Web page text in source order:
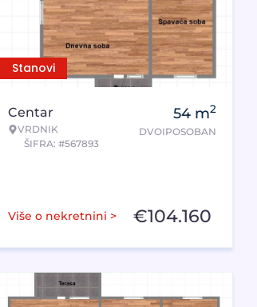
Stanovi
Centar
VRDNIK
ŠIFRA: #567893
54 m2
DVOIPOSOBAN
Više o nekretnini > €104.160